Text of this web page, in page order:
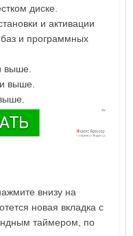
диске.
и активации
и программных
выше.
выше.
внизу на
новая вкладка с
таймером, по